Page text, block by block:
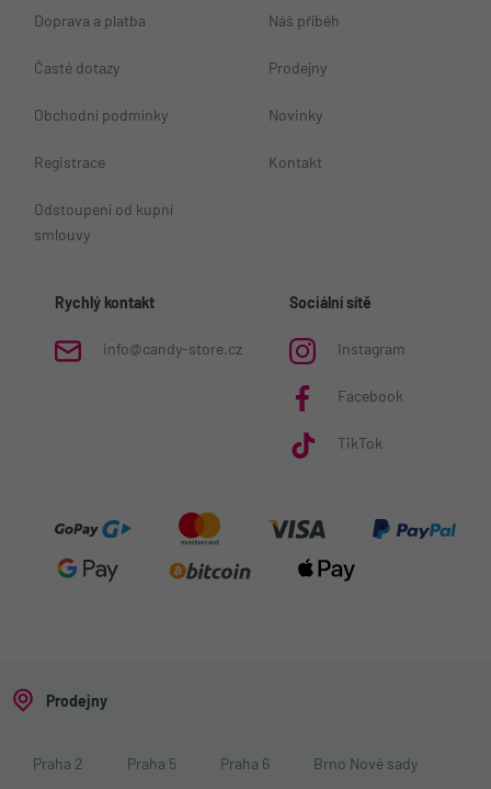
Doprava a platba
Časté dotazy
Obchodní podmínky
Registrace
Odstoupení od kupní
smlouvy
Náš příběh
Prodejny
Novinky
Kontakt
Rychlý kontakt
info@candy-store.cz
Sociální sítě
Instagram
Facebook
TikTok
Prodejny
Praha 2 Praha 5 Praha 6 Brno Nové sady